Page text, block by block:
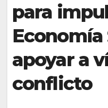
para
apoyar a
conflicto